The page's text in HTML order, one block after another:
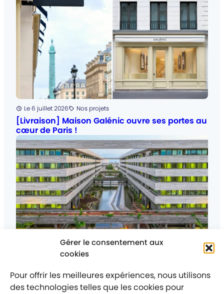
Gérer le consentement aux
cookies
Pour offrir les meilleures expériences, nous utilisons
des technologies telles que les cookies pour
Posté
Le 6 juillet 2026Catégorie
:
Nos projets
[Livraison] Maison Galénic ouvre ses portes au
cœur de Paris !
Le 25 juin 2026Catégorie
Nos projets
elle change le visage du Bénin.